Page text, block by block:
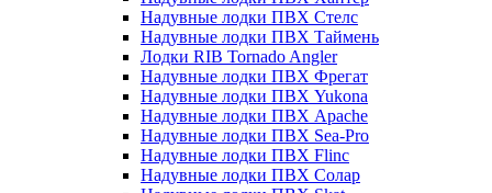
Надувные лодки ПВХ Стелс
Надувные лодки ПВХ Таймень
Лодки RIB Tornado Angler
Надувные лодки ПВХ Фрегат
Надувные лодки ПВХ Yukona
Надувные лодки ПВХ Apache
Надувные лодки ПВХ Sea-Pro
Надувные лодки ПВХ Flinc
Надувные лодки ПВХ Солар